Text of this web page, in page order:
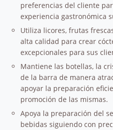
preferencias del cliente
experiencia gastronómica
Utiliza licores, frutas
alta calidad para crear
excepcionales para sus
Mantiene las botellas, la
de la barra de manera
apoyar la preparación
promoción de las mismas.
Apoya la preparación del
bebidas siguiendo con